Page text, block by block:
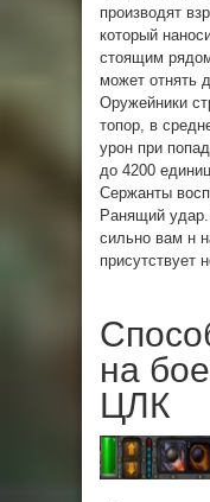
производят
который
стоящим
может отнять
Оружейники
топор, в
урон при
до 4200
Сержанты
Ранящий
сильно вам н
присутствует
на
ЦЛК